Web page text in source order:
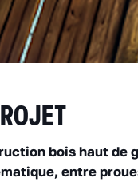
bois haut de
entre